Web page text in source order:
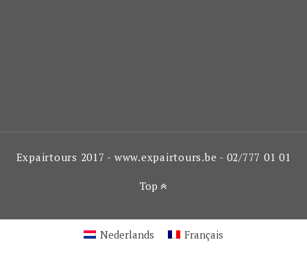
Expairtours 2017 - www.expairtours.be - 02/777 01 01
Top
Nederlands Français